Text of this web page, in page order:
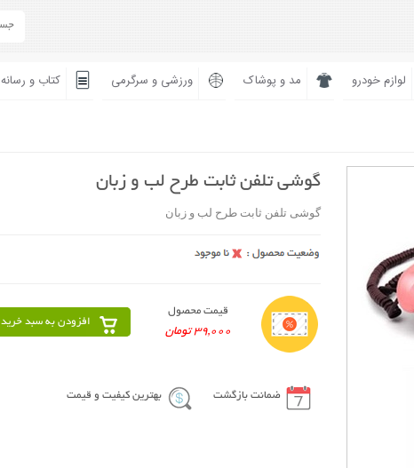
لوازم خودرو مد و پوشاک ورزشی و سرگرمی کتاب و رسانه
گوشی تلفن ثابت طرح لب و زبان
گوشی تلفن ثابت طرح لب و زبان
قیمت محصول
39,000 تومان
افزودن به سبد خرید
ضمانت بازگشت بهترین کیفیت و قیمت